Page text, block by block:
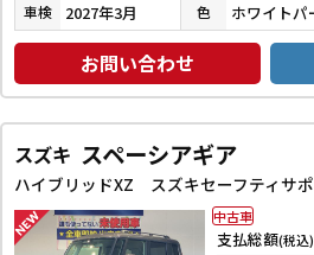
車検 2027年3月 色
お問い合わせ
スズキ スペーシアギア
支払総額(税込)
中古車